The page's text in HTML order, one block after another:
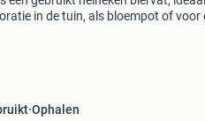
in de tuin, als bloempot of voor
Ophalen